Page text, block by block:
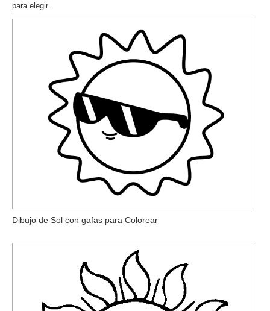
para elegir.
Dibujo de Sol con gafas para Colorear